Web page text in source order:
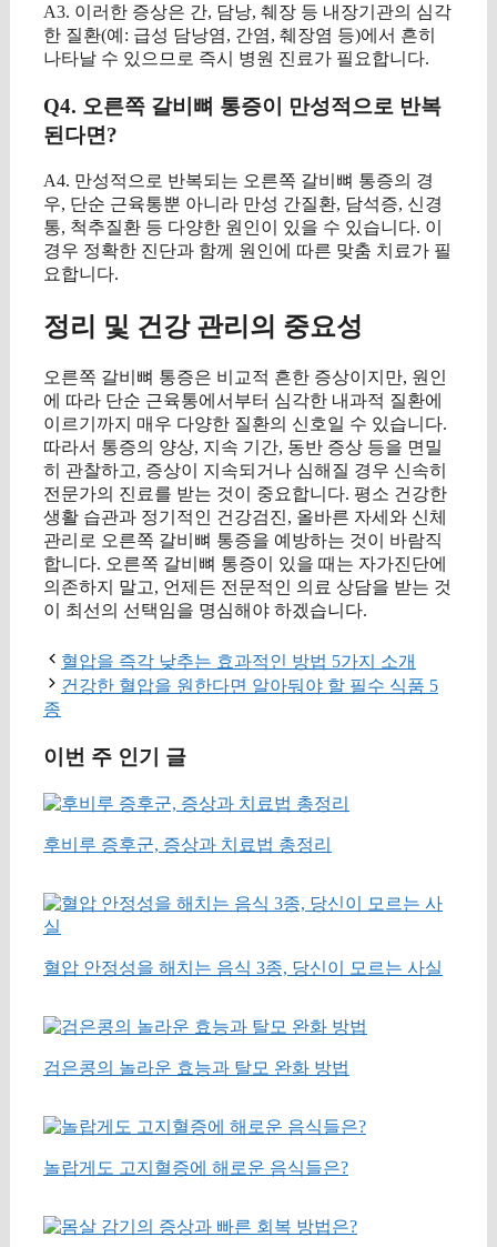
A3. 이러한 증상은 간, 담낭, 췌장 등 내장기관의 심각
한 질환(예: 급성 담낭염, 간염, 췌장염 등)에서 흔히
나타날 수 있으므로 즉시 병원 진료가 필요합니다.
Q4. 오른쪽 갈비뼈 통증이 만성적으로 반복
된다면?
A4. 만성적으로 반복되는 오른쪽 갈비뼈 통증의 경
우, 단순 근육통뿐 아니라 만성 간질환, 담석증, 신경
통, 척추질환 등 다양한 원인이 있을 수 있습니다. 이
경우 정확한 진단과 함께 원인에 따른 맞춤 치료가 필
요합니다.
정리 및 건강 관리의 중요성
오른쪽 갈비뼈 통증은 비교적 흔한 증상이지만, 원인
에 따라 단순 근육통에서부터 심각한 내과적 질환에
이르기까지 매우 다양한 질환의 신호일 수 있습니다.
따라서 통증의 양상, 지속 기간, 동반 증상 등을 면밀
히 관찰하고, 증상이 지속되거나 심해질 경우 신속히
전문가의 진료를 받는 것이 중요합니다. 평소 건강한
생활 습관과 정기적인 건강검진, 올바른 자세와 신체
관리로 오른쪽 갈비뼈 통증을 예방하는 것이 바람직
합니다. 오른쪽 갈비뼈 통증이 있을 때는 자가진단에
의존하지 말고, 언제든 전문적인 의료 상담을 받는 것
이 최선의 선택임을 명심해야 하겠습니다.
혈압을 즉각 낮추는 효과적인 방법 5가지 소개
건강한 혈압을 원한다면 알아둬야 할 필수 식품 5
종
이번 주 인기 글
후비루 증후군, 증상과 치료법 총정리
혈압 안정성을 해치는 음식 3종, 당신이 모르는 사실
검은콩의 놀라운 효능과 탈모 완화 방법
놀랍게도 고지혈증에 해로운 음식들은?